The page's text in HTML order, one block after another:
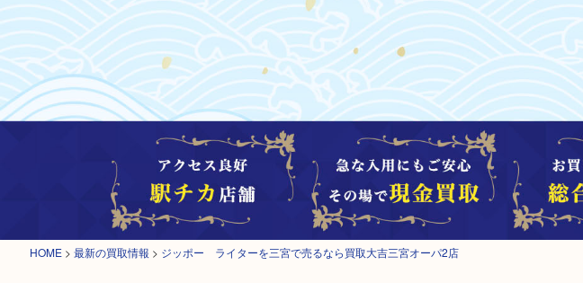
HOME > 最新の買取情報 > ジッポー ライターを三宮で売るなら買取大吉三宮オーパ2店